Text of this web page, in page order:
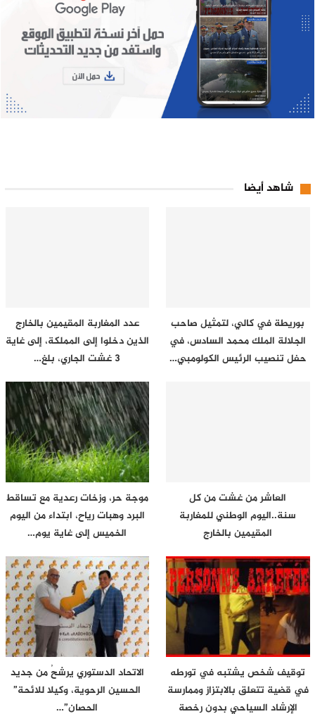
شاهد أيضا
بوريطة في كالي، لتمثيل صاحب
الجلالة الملك محمد السادس، في
حفل تنصيب الرئيس الكولومبي…
عدد المغاربة المقيمين بالخارج
الذين دخلوا إلى المملكة، إلى غاية
3 غشت الجاري، بلغ…
العاشر من غشت من كل
سنة..اليوم الوطني للمغاربة
المقيمين بالخارج
موجة حر، وزخات رعدية مع تساقط
البرد وهبات رياح، ابتداء من اليوم
الخميس إلى غاية يوم…
توقيف شخص يشتبه في تورطه
في قضية تتعلق بالابتزاز وممارسة
الإرشاد السياحي بدون رخصة
الاتحاد الدستوري يرشحُ من جديد
الحسين الرحوية، وكيلا للائحة”
الحصان”…